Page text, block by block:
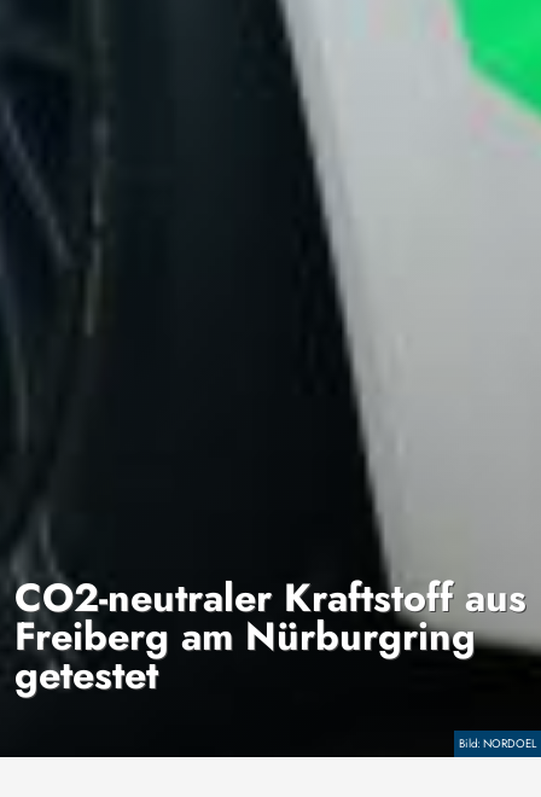
CopyrightNORDOEL
CO2-neutraler Kraftstoff aus
Freiberg am Nürburgring
getestet